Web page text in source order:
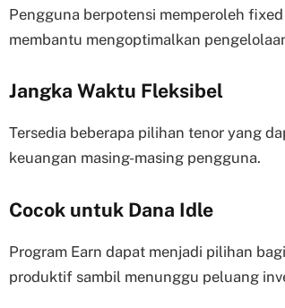
Pengguna berpotensi memperoleh
membantu mengoptimalkan
Jangka Waktu Fleksibel
Tersedia beberapa pilihan tenor yang
keuangan masing-masing pengguna.
Cocok untuk Dana Idle
Program Earn dapat menjadi pilihan
produktif sambil menunggu peluang